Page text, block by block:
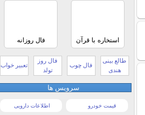
استخاره با قرآن فال روزانه
طالع بینی
هندی
فال چوب
فال روز
تولد
تعبیر خواب
سرویس ها
قیمت خودرو اطلاعات دارویی